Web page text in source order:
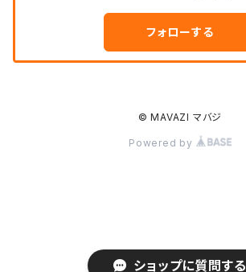
ショップに質問する
FERNAND LEATHER
Gitman Brothers/Gitman Vintage
フォローする
© MAVAZI マバジ
Powered by